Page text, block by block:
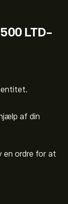
LTD-
af din
en ordre for at